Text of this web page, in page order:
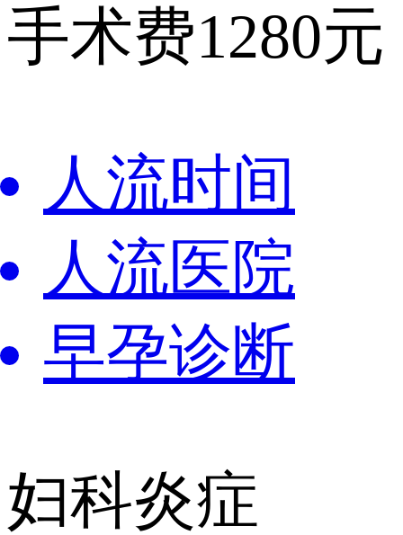
手术费1280元
人流时间
人流医院
早孕诊断
妇科炎症